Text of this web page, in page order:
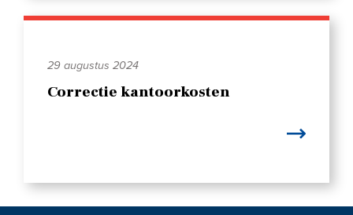
29 augustus 2024
Correctie kantoorkosten